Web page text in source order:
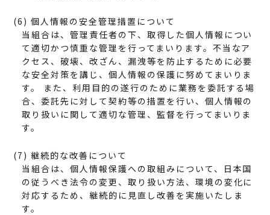
(6) 個人情報の安全管理措置について
当組合は、管理責任者の下、取得した個人情報につい
て適切かつ慎重な管理を行ってまいります。不当なア
クセス、破壊、改ざん、漏洩等を防止するために必要
な安全対策を講じ、個人情報の保護に努めてまいりま
す。 また、利用目的の遂行のために業務を委託する場
合、委託先に対して契約等の措置を行い、個人情報の
取り扱いに関して適切な管理、監督を行ってまいりま
す。
(7) 継続的な改善について
当組合は、個人情報保護への取組みについて、日本国
の従うべき法令の変更、取り扱い方法、環境の変化に
対応するため、継続的に見直し改善を実施いたしま
す。